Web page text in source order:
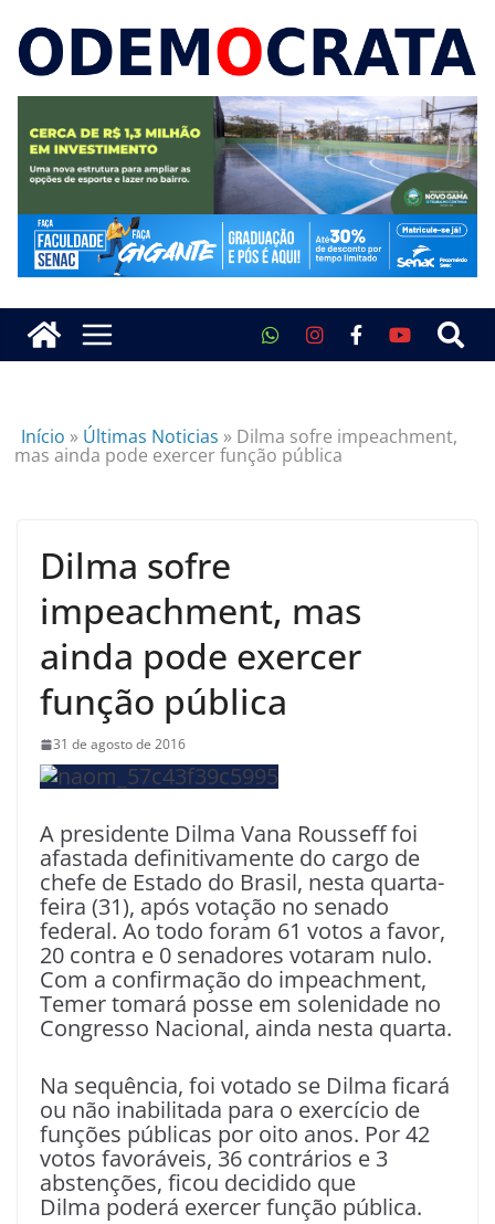
Início » Últimas Noticias » Dilma sofre impeachment,
mas ainda pode exercer função pública
Dilma sofre
impeachment, mas
ainda pode exercer
função pública
31 de agosto de 2016
A presidente Dilma Vana Rousseff foi
afastada definitivamente do cargo de
chefe de Estado do Brasil, nesta quarta-
feira (31), após votação no senado
federal. Ao todo foram 61 votos a favor,
20 contra e 0 senadores votaram nulo.
Com a confirmação do impeachment,
Temer tomará posse em solenidade no
Congresso Nacional, ainda nesta quarta.
Na sequência, foi votado se Dilma ficará
ou não inabilitada para o exercício de
funções públicas por oito anos. Por 42
votos favoráveis, 36 contrários e 3
abstenções, ficou decidido que
Dilma poderá exercer função pública.